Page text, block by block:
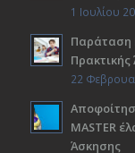
1 Ιουλίου
Παράταση
22
ΜΑSTER
Άσκησης